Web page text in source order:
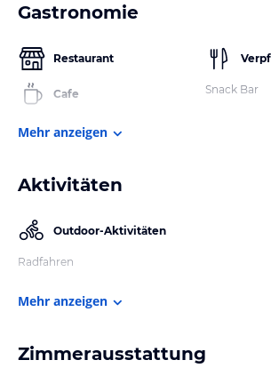
Gastronomie
Restaurant
Cafe Snack Bar
Mehr anzeigen
Aktivitäten
Outdoor-Aktivitäten
Radfahren
Mehr anzeigen
Zimmerausstattung